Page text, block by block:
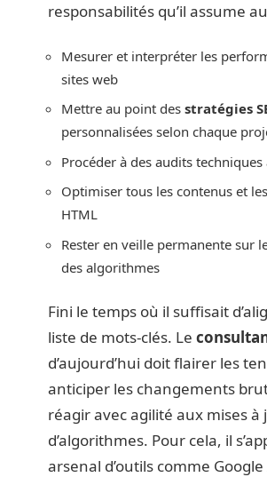
responsabilités qu’il assume
Mesurer et interpréter les
sites web
Mettre au point des stratégies
personnalisées selon chaque
Procéder à des audits
Optimiser tous les contenus et
HTML
Rester en veille permanente sur
des algorithmes
Fini le temps où il suffisait
liste de mots-clés. Le
d’aujourd’hui doit flairer les
anticiper les changements
réagir avec agilité aux mises à
d’algorithmes. Pour cela, il
arsenal d’outils comme